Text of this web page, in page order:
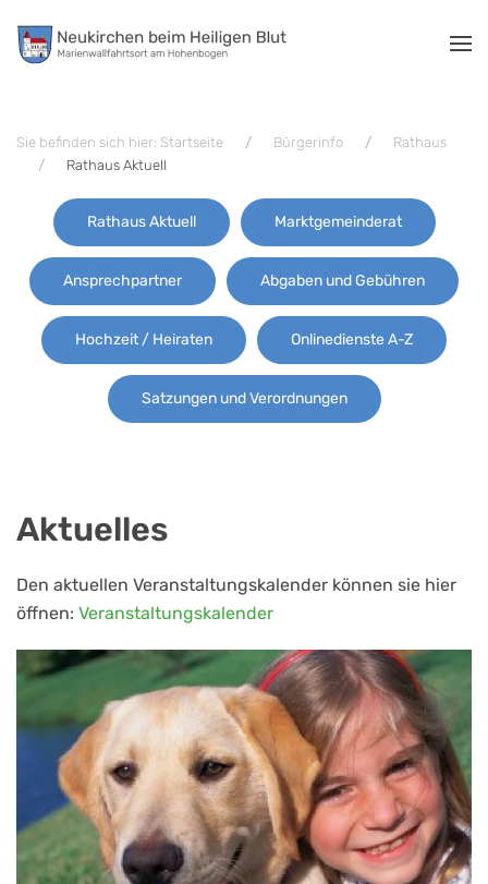
Zum Hauptinhalt springen
Sie befinden sich hier: Startseite Bürgerinfo
Rathaus
Rathaus Aktuell
Rathaus Aktuell Marktgemeinderat
Ansprechpartner Abgaben und Gebühren
Hochzeit / Heiraten Onlinedienste A-Z
Satzungen und Verordnungen
Aktuelles
Den aktuellen Veranstaltungskalender können sie hier
öffnen: Veranstaltungskalender